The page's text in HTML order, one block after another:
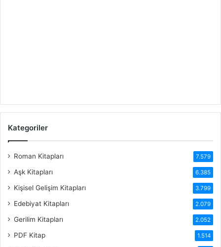
Kategoriler
Roman Kitapları 7.579
Aşk Kitapları 6.385
Kişisel Gelişim Kitapları 3.799
Edebiyat Kitapları 2.079
Gerilim Kitapları 2.052
PDF Kitap 1.514